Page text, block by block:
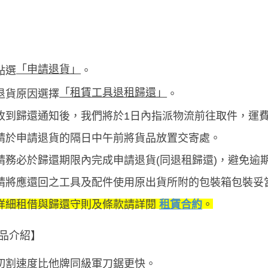
選 「申請退貨」
。
貨原因選擇 「租賃工具退租歸還」
。
到歸還通知後，我們將於1日內指派物流前往取件，運
於申請退貨的隔日中午前將貨品放置交寄處。
務必於歸還期限內完成申請退貨(同退租歸還)，避免逾
將應還回之工具及配件使用原出貨所附的包裝箱包裝妥
細租借與歸還守則及條款請詳閱租賃合約 。
介紹】
割速度比他牌同級軍刀鋸更快。